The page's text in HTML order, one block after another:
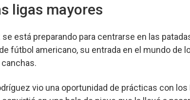
ligas mayores
está preparando para centrarse en las
fútbol americano, su entrada en el mundo de
vio una oportunidad de prácticas con